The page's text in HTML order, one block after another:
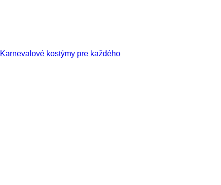
Karnevalové kostýmy pre každého